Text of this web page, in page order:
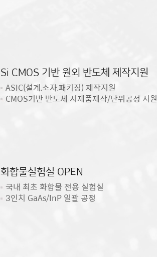
Si CMOS 기반 원외 반도체 제작지원
ASIC(설계,소자,패키징) 제작지원
CMOS기반 반도체 시제품제작/단위공정 지원
화합물실험실 OPEN
국내 최초 화합물 전용 실험실
3인치 GaAs/InP 일괄 공정